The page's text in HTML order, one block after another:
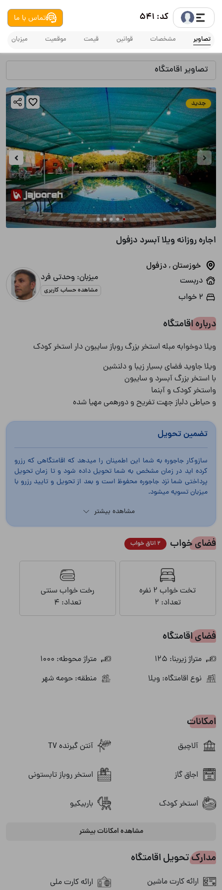
کد: 541 تماس با ما
تصاویر مشخصات قوانین قیمت موقعیت میزبان
جدید
تصاویر اقامتگاه
اجاره روزانه ویلا آبسرد دزفول
خوزستان, دزفول
دربست
2 خواب
میزبان: وحدتی فرد
مشاهده حساب کاربری
درباره اقامتگاه
ویلا دوخوابه مبله استخر بزرگ روباز سایبون دار استخر کودک
ویلا جاوید فضای بسیار زیبا و دلنشین
با استخر بزرگ آبسرد و سایبون
واستخر کودک و آبنما
و حیاطی دلباز جهت تفریح و دورهمی مهیا شده
تضمین تحویل
سازوکار جاجوره به شما این اطمینان را میدهد که اقامتگاهی که رزرو
کرده اید در زمان مشخص به شما تحویل داده شود و تا زمان تحویل
پرداختی شما نزد جاجوره محفوظ است و بعد از تحویل و تایید رزرو با
میزبان تسویه میشود.
مشاهده بیشتر
فضای خواب 2 اتاق خواب
تخت خواب 2 نفره
تعداد: 2
رخت خواب سنتی
تعداد: 4
فضای اقامتگاه
متراژ زیربنا: 125
متراژ محوطه: 1000
نوع اقامتگاه: ویلا
منطقه: حومه شهر
امکانات
آلاچیق آنتن گیرنده TV
اجاق گاز استخر روباز تابستونی
استخر کودک باربیکیو
تلویزیون
جاروبرقی
مشاهده امکانات بیشتر
مدارک تحویل اقامتگاه
ارائه کارت ماشین ارائه کارت ملی